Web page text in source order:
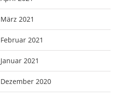
März 2021
Februar 2021
Januar 2021
Dezember 2020